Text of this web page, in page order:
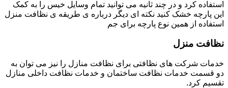
استفاده کرد و در چند ثانیه می توانید تمام وسایل خیس را به کمک
این پارچه خشک کنید نکته ای دیگر درباره ی طریقه ی نظافت منزل
استفاده از همین نوع پارچه برای جم
نظافت منزل
خدمات شرکت های نظافتی برای نظافت منازل را نیز می توان به
دو قسمت خدمات نظافت ساختمان و خدمات نظافت داخلی منازل
تقسیم کرد.